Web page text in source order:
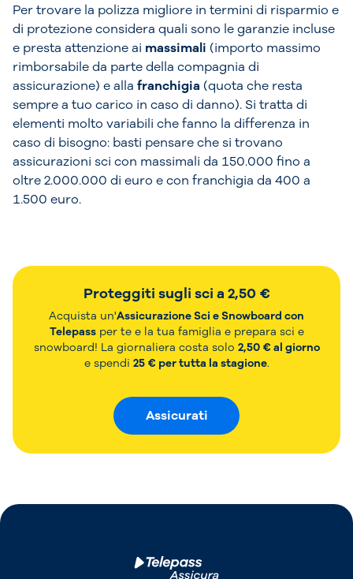
Per trovare la polizza migliore in termini di risparmio e
di protezione considera quali sono le garanzie incluse
e presta attenzione ai massimali (importo massimo
rimborsabile da parte della compagnia di
assicurazione) e alla franchigia (quota che resta
sempre a tuo carico in caso di danno). Si tratta di
elementi molto variabili che fanno la differenza in
caso di bisogno: basti pensare che si trovano
assicurazioni sci con massimali da 150.000 fino a
oltre 2.000.000 di euro e con franchigia da 400 a
1.500 euro.
Proteggiti sugli sci a 2,50 €
Acquista un'Assicurazione Sci e Snowboard con
Telepassper te e la tua famiglia e prepara sci e
snowboard! La giornaliera costa solo 2,50 € al giorno
e spendi 25 € per tutta la stagione.
Assicurati